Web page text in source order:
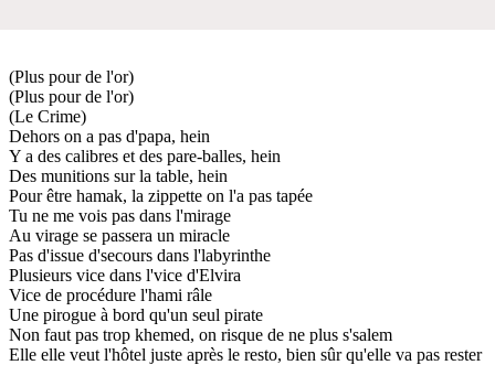
(Plus pour de l'or)
(Plus pour de l'or)
(Le Crime)
Dehors on a pas d'papa, hein
Y a des calibres et des pare-balles, hein
Des munitions sur la table, hein
Pour être hamak, la zippette on l'a pas tapée
Tu ne me vois pas dans l'mirage
Au virage se passera un miracle
Pas d'issue d'secours dans l'labyrinthe
Plusieurs vice dans l'vice d'Elvira
Vice de procédure l'hami râle
Une pirogue à bord qu'un seul pirate
Non faut pas trop khemed, on risque de ne plus s'salem
Elle elle veut l'hôtel juste après le resto, bien sûr qu'elle va pas rester